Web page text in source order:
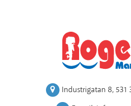
Industrigatan 8, 531